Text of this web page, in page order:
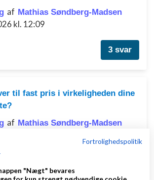
af Mathias Søndberg-Madsen
kl. 12:09
3 svar
til fast pris i virkeligheden dine
af Mathias Søndberg-Madsen
Fortrolighedspolitik
"Nægt" bevares